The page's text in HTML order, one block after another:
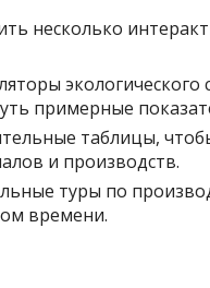
несколько
примерные
таблицы,
и производств.
туры по
времени.